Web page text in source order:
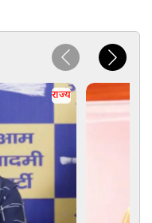
राज्य